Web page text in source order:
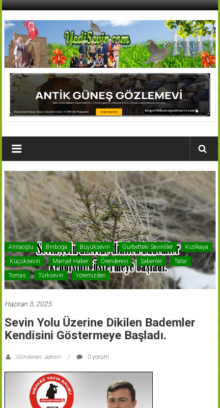
İçeriğe
AFŞİN
YEDİSEVİN
HABER
Köyleri
Haber
Portalı
Almaoğlu Binboğa Büyüksevin Gurbetteki Sevinliler Kızılkaya
Küçüksevin Manşet Haber Örenderesi Şabenler Tatar
Tomas Türksevin Yöremizden
Haziran 3, 2025
Sevin Yolu Üzerine Dikilen Bademler
Kendisini Göstermeye Başladı.
Gönderen: admin 0 yorum